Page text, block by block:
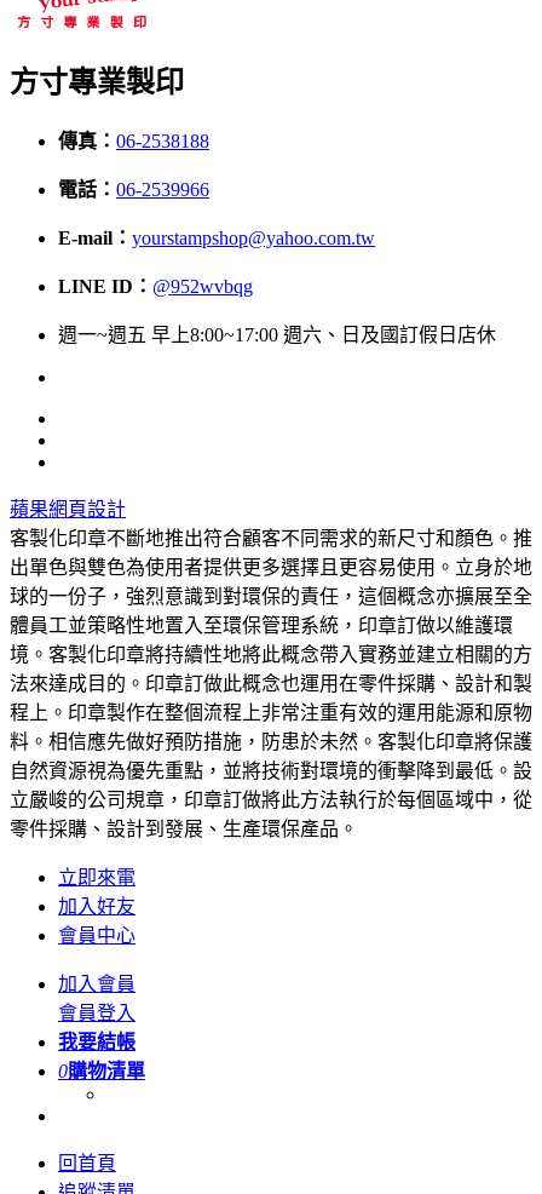
方寸專業製印
傳真： 06-2538188
電話： 06-2539966
E-mail： yourstampshop@yahoo.com.tw
LINE ID： @952wvbqg
週一~週五 早上8:00~17:00 週六、日及國訂假日店休
蘋果網頁設計
客製化印章不斷地推出符合顧客不同需求的新尺寸和顏色。推
出單色與雙色為使用者提供更多選擇且更容易使用。立身於地
球的一份子，強烈意識到對環保的責任，這個概念亦擴展至全
體員工並策略性地置入至環保管理系統，印章訂做以維護環
境。客製化印章將持續性地將此概念帶入實務並建立相關的方
法來達成目的。印章訂做此概念也運用在零件採購、設計和製
程上。印章製作在整個流程上非常注重有效的運用能源和原物
料。相信應先做好預防措施，防患於未然。客製化印章將保護
自然資源視為優先重點，並將技術對環境的衝擊降到最低。設
立嚴峻的公司規章，印章訂做將此方法執行於每個區域中，從
零件採購、設計到發展、生產環保產品。
立即來電
加入好友
會員中心
加入會員
會員登入
我要結帳
0購物清單
回首頁